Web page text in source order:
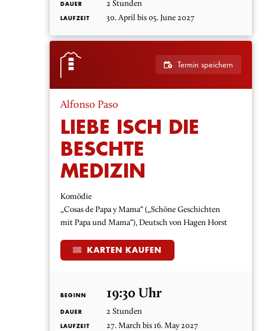
DAUER 2 Stunden
LAUFZEIT 30. April bis 05. June 2027
Termin speichern
Alfonso Paso
LIEBE ISCH DIE
BESCHTE
MEDIZIN
Komödie
„Cosas de Papa y Mama“ („Schöne Geschichten
mit Papa und Mama“), Deutsch von Hagen Horst
KARTEN KAUFEN
BEGINN 19:30 Uhr
DAUER 2 Stunden
LAUFZEIT 27. March bis 16. May 2027